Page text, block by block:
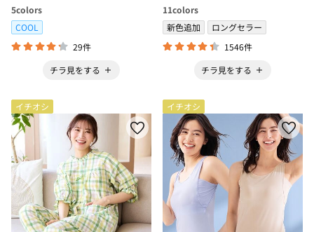
5colors
COOL
29件
チラ見をする
11colors
新色追加
ロングセラー
1546件
チラ見をする
イチオシ イチオシ